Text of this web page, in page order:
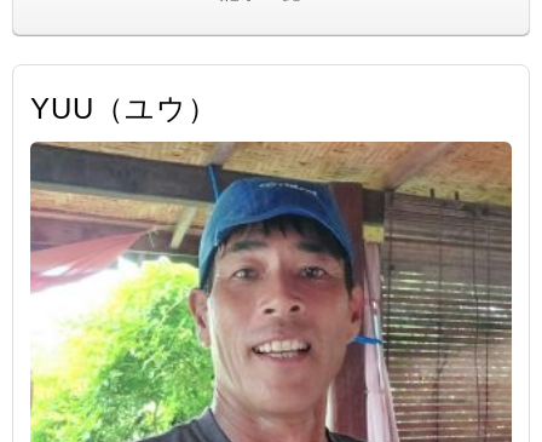
YUU（ユウ）